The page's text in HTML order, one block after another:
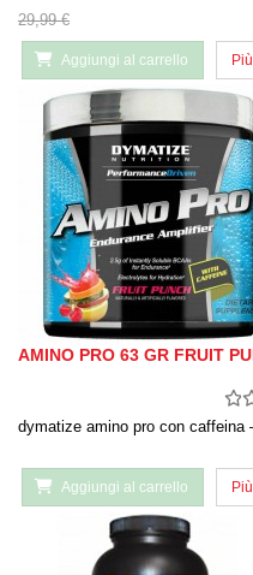
29,99 €
Aggiungi al carrello Più
AMINO PRO 63 GR FRUIT
dymatize amino pro con caffeina
Aggiungi al carrello Più